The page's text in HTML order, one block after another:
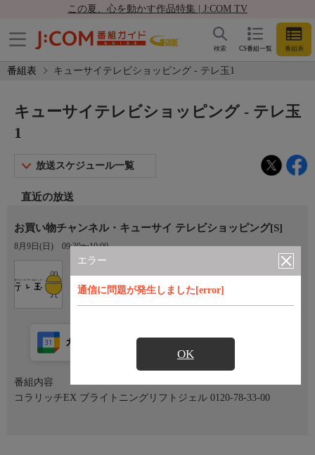
この夏、心を動かす作品特集 | J:COM TV
CS番組一覧 番組表
検索
番組表 キューサイテレビショッピング - テレ玉1
エラー
通信に問題が発生しました[error]
OK
キューサイテレビショッピング - テレ玉
1
放送スケジュール一覧
直近の放送
お買い物チャンネル・キューサイ テレビショッピング[S]
8月9日(日) 09:30〜10:00
カレンダー登録 アプリ視聴
番組内容
コラリッチEX ブライトニングリフトジェル 0120-78-33-00